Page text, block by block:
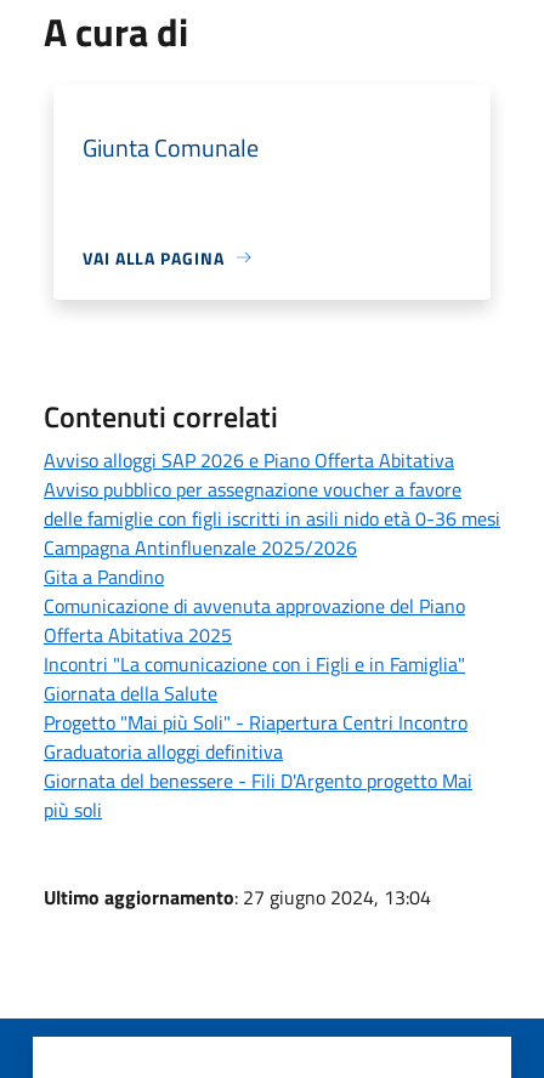
A cura di
Giunta Comunale
VAI ALLA PAGINA
Contenuti correlati
Avviso alloggi SAP 2026 e Piano Offerta Abitativa
Avviso pubblico per assegnazione voucher a favore
delle famiglie con figli iscritti in asili nido età 0-36 mesi
Campagna Antinfluenzale 2025/2026
Gita a Pandino
Comunicazione di avvenuta approvazione del Piano
Offerta Abitativa 2025
Incontri "La comunicazione con i Figli e in Famiglia"
Giornata della Salute
Progetto "Mai più Soli" - Riapertura Centri Incontro
Graduatoria alloggi definitiva
Giornata del benessere - Fili D'Argento progetto Mai
più soli
Ultimo aggiornamento: 27 giugno 2024, 13:04